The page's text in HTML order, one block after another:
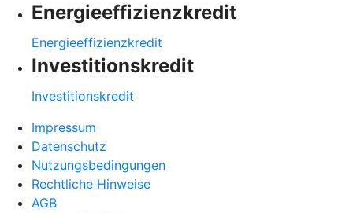
Energieeffizienzkredit
Energieeffizienzkredit
Investitionskredit
Investitionskredit
Impressum
Datenschutz
Nutzungsbedingungen
Rechtliche Hinweise
AGB